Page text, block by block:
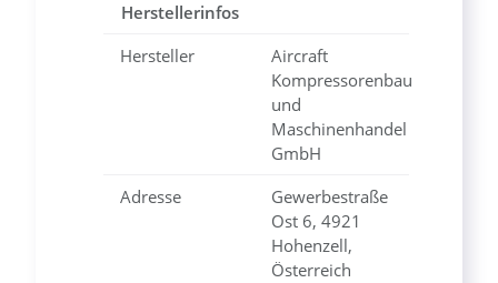
Herstellerinfos
Hersteller
Aircraft
Kompressorenbau
und
Maschinenhandel
GmbH
Adresse
Gewerbestraße
Ost 6, 4921
Hohenzell,
Österreich